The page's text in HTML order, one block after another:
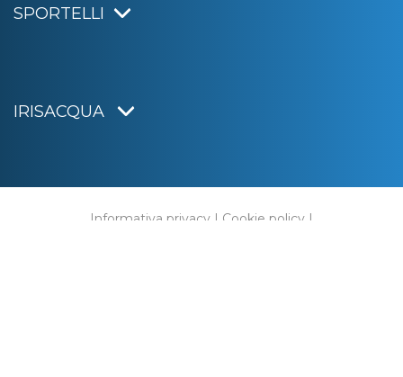
SPORTELLI
IRISACQUA
Informativa privacy | Cookie policy |